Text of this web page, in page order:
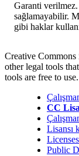
Garanti verilmez.
sağlamayabilir.
gibi haklar
Creative Commons
other legal tools
tools are free to use.
CC
Lisansı
Public